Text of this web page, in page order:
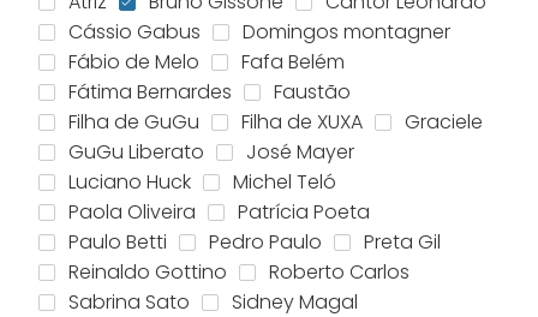
Cássio Gabus
Domingos montagner
Fábio de Melo
Fafa Belém
Fátima Bernardes
Faustão
Filha de GuGu
Filha de XUXA
Graciele
GuGu Liberato
José Mayer
Luciano Huck
Michel Teló
Paola Oliveira
Patrícia Poeta
Paulo Betti
Pedro Paulo
Preta Gil
Reinaldo Gottino
Roberto Carlos
Sabrina Sato
Sidney Magal